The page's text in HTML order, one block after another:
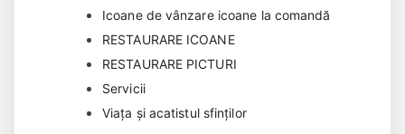
Icoane de vânzare icoane la comandă
RESTAURARE ICOANE
RESTAURARE PICTURI
Servicii
Viața și acatistul sfinților